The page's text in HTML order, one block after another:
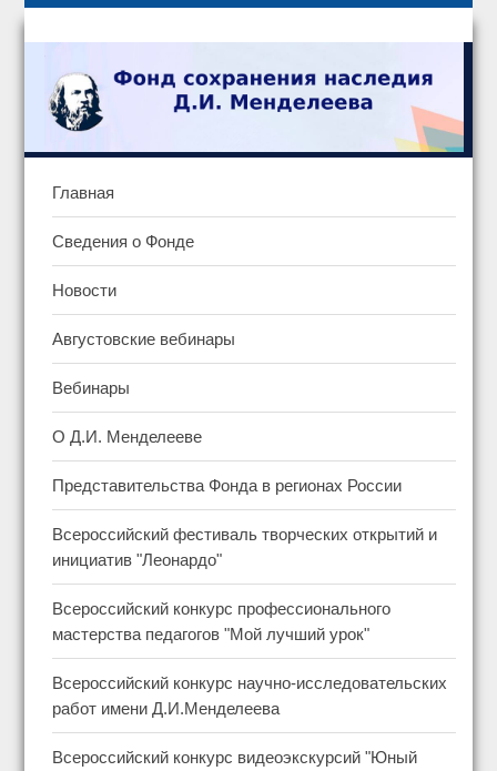
Главная
Сведения о Фонде
Новости
Августовские вебинары
Вебинары
О Д.И. Менделееве
Представительства Фонда в регионах России
Всероссийский фестиваль творческих открытий и
инициатив "Леонардо"
Всероссийский конкурс профессионального
мастерства педагогов "Мой лучший урок"
Всероссийский конкурс научно-исследовательских
работ имени Д.И.Менделеева
Всероссийский конкурс видеоэкскурсий "Юный